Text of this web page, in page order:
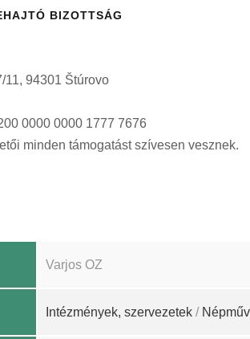
BIZOTTSÁG
11, 94301 Štúrovo
0000 0000 1777 7676
minden támogatást szívesen vesznek.
Varjos OZ
Intézmények, szervezetek /